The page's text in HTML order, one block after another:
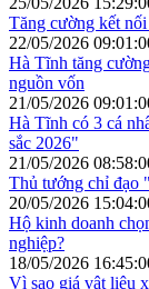
Tăng cường kết
22/05/2026
Hà Tĩnh tăng
nguồn vốn
21/05/2026
Hà Tĩnh có 3 cá
sắc 2026"
21/05/2026
Thủ tướng chỉ đạo
20/05/2026
Hộ kinh doanh
nghiệp?
18/05/2026
Vì sao giá vật liệu